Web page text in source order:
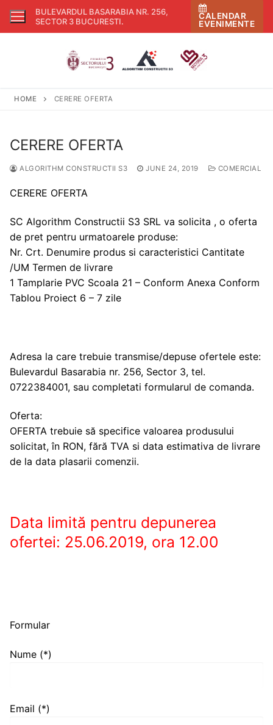
Skip
BULEVARDUL BASARABIA NR. 256,
SECTOR 3 BUCURESTI.
CALENDAR
EVENIMENTE
HOME CERERE OFERTA
CERERE OFERTA
ALGORITHM CONSTRUCTII S3 JUNE 24, 2019 COMERCIAL
CERERE OFERTA
SC Algorithm Constructii S3 SRL va solicita , o oferta
de pret pentru urmatoarele produse:
Nr. Crt. Denumire produs si caracteristici Cantitate
/UM Termen de livrare
1 Tamplarie PVC Scoala 21 – Conform Anexa Conform
Tablou Proiect 6 – 7 zile
Adresa la care trebuie transmise/depuse ofertele este:
Bulevardul Basarabia nr. 256, Sector 3, tel.
0722384001, sau completati formularul de comanda.
Oferta:
OFERTA trebuie să specifice valoarea produsului
solicitat, în RON, fără TVA si data estimativa de livrare
de la data plasarii comenzii.
Data limită pentru depunerea
ofertei: 25.06.2019, ora 12.00
Formular
Nume (*)
Email (*)